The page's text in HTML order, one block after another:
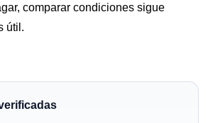
comparar condiciones sigue
útil.